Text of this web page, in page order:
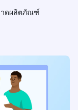
าดผลิตภัณฑ์